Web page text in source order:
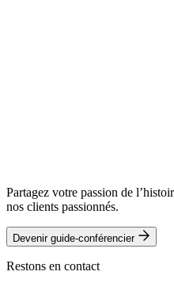
Partagez votre passion de
nos clients passionnés.
Devenir guide-conférencier
Restons en contact